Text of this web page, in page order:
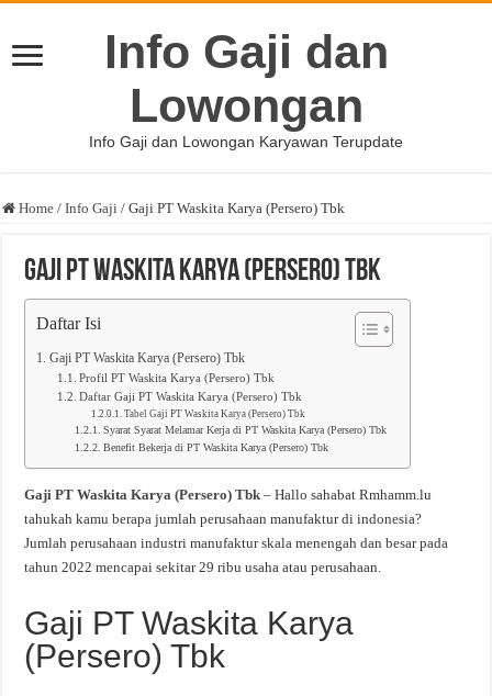
Info Gaji dan
Lowongan
Info Gaji dan Lowongan Karyawan Terupdate
Home / Info Gaji / Gaji PT Waskita Karya (Persero) Tbk
Gaji PT Waskita Karya (Persero) Tbk
Daftar Isi
Gaji PT Waskita Karya (Persero) Tbk
Profil PT Waskita Karya (Persero) Tbk
Daftar Gaji PT Waskita Karya (Persero) Tbk
Tabel Gaji PT Waskita Karya (Persero) Tbk
Syarat Syarat Melamar Kerja di PT Waskita Karya (Persero) Tbk
Benefit Bekerja di PT Waskita Karya (Persero) Tbk
Gaji PT Waskita Karya (Persero) Tbk – Hallo sahabat Rmhamm.lu
tahukah kamu berapa jumlah perusahaan manufaktur di indonesia?
Jumlah perusahaan industri manufaktur skala menengah dan besar pada
tahun 2022 mencapai sekitar 29 ribu usaha atau perusahaan.
Gaji PT Waskita Karya
(Persero) Tbk